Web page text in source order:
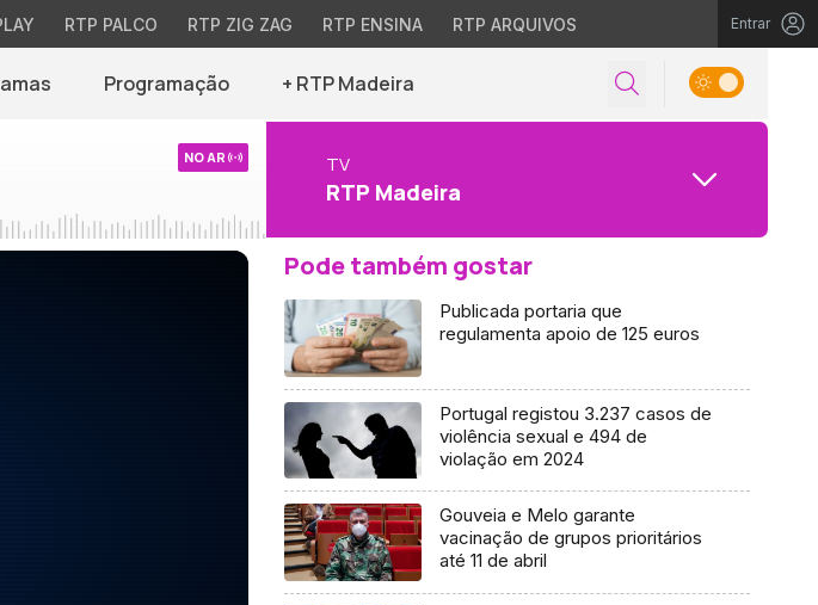
RTP PALCO RTP ZIG ZAG RTP ENSINA RTP ARQUIVOS Entrar
Programação + RTP Madeira
NO AR TV
RTP Madeira
Pode também gostar
Publicada portaria que
regulamenta apoio de 125 euros
Portugal registou 3.237 casos de
violência sexual e 494 de
violação em 2024
Gouveia e Melo garante
vacinação de grupos prioritários
até 11 de abril